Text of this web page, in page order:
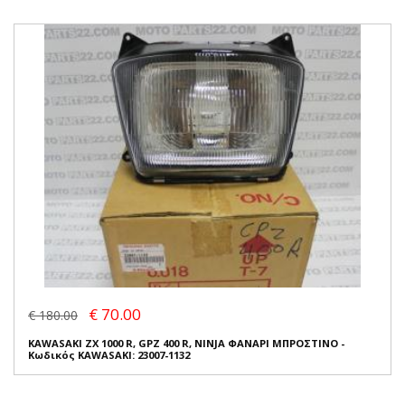
€ 180.00 € 70.00
KAWASAKI ZX 1000 R, GPZ 400 R, NINJA ΦΑΝΑΡΙ ΜΠΡΟΣΤΙΝΟ -
Κωδικός KAWASAKI: 23007-1132